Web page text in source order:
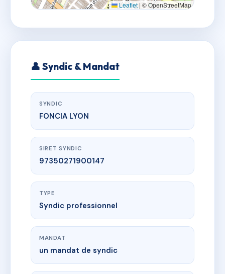
Leaflet | © OpenStreetMap
👤 Syndic & Mandat
SYNDIC
FONCIA LYON
SIRET SYNDIC
97350271900147
TYPE
Syndic professionnel
MANDAT
un mandat de syndic